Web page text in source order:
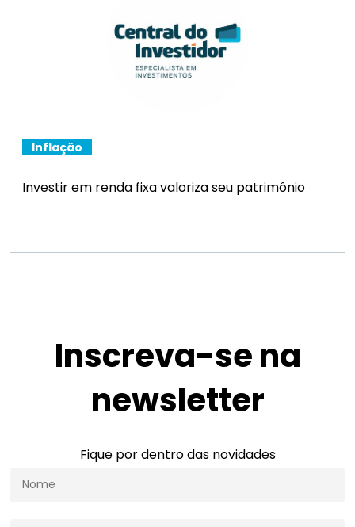
Inflação
Investir em renda fixa valoriza seu patrimônio
Inscreva-se na
newsletter
Fique por dentro das novidades